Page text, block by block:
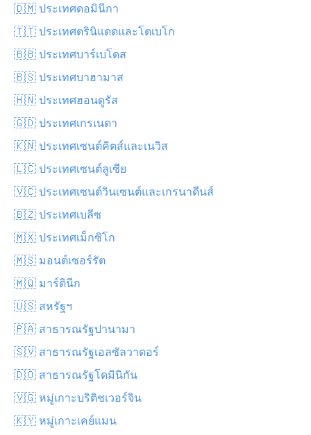
🇩🇲 ประเทศดอมินีกา
🇹🇹 ประเทศตรินิแดดและโตเบโก
🇧🇧 ประเทศบาร์เบโดส
🇧🇸 ประเทศบาฮามาส
🇭🇳 ประเทศฮอนดูรัส
🇬🇩 ประเทศเกรเนดา
🇰🇳 ประเทศเซนต์คิตส์และเนวิส
🇱🇨 ประเทศเซนต์ลูเซีย
🇻🇨 ประเทศเซนต์วินเซนต์และเกรนาดีนส์
🇧🇿 ประเทศเบลีซ
🇲🇽 ประเทศเม็กซิโก
🇲🇸 มอนต์เซอร์รัต
🇲🇶 มาร์ตินีก
🇺🇸 สหรัฐฯ
🇵🇦 สาธารณรัฐปานามา
🇸🇻 สาธารณรัฐเอลซัลวาดอร์
🇩🇴 สาธารณรัฐโดมินิกัน
🇻🇬 หมู่เกาะบริติชเวอร์จิน
🇰🇾 หมู่เกาะเคย์แมน